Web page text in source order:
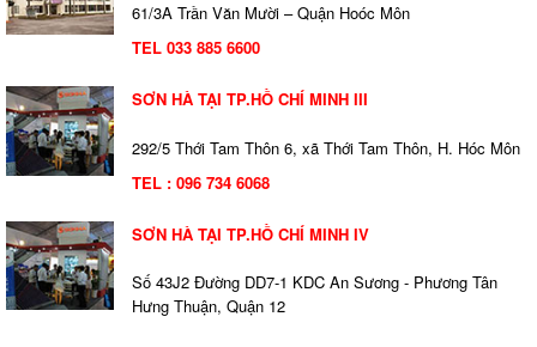
61/3A Trần Văn Mười – Quận Hoóc Môn
TEL 033 885 6600
SƠN HÀ TẠI TP.HỒ CHÍ MINH III
292/5 Thới Tam Thôn 6, xã Thới Tam Thôn, H. Hóc Môn
TEL : 096 734 6068
SƠN HÀ TẠI TP.HỒ CHÍ MINH IV
Số 43J2 Đường DD7-1 KDC An Sương - Phương Tân
Hưng Thuận, Quận 12